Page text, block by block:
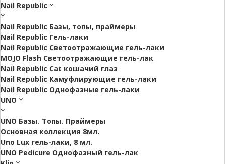
Nail Republic
Nail Republic Базы, топы, праймеры
Nail Republic Гель-лаки
Nail Republic Светоотражающие гель-лаки
MOJO Flash Светоотражающие гель-лак
Nail Republic Cat кошачий глаз
Nail Republic Камуфлирующие гель-лаки
Nail Republic Однофазные гель-лаки
UNO
UNO Базы. Топы. Праймеры
Основная коллекция 8мл.
Uno Lux гель-лаки, 8 мл.
UNO Pedicure Однофазный гель-лак